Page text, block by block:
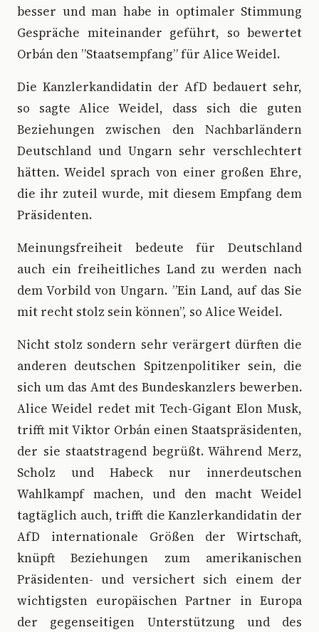
besser und man habe in optimaler Stimmung
Gespräche miteinander geführt, so bewertet
Orbán den ”Staatsempfang” für Alice Weidel.
Die Kanzlerkandidatin der AfD bedauert sehr,
so sagte Alice Weidel, dass sich die guten
Beziehungen zwischen den Nachbarländern
Deutschland und Ungarn sehr verschlechtert
hätten. Weidel sprach von einer großen Ehre,
die ihr zuteil wurde, mit diesem Empfang dem
Präsidenten.
Meinungsfreiheit bedeute für Deutschland
auch ein freiheitliches Land zu werden nach
dem Vorbild von Ungarn. ”Ein Land, auf das Sie
mit recht stolz sein können”, so Alice Weidel.
Nicht stolz sondern sehr verärgert dürften die
anderen deutschen Spitzenpolitiker sein, die
sich um das Amt des Bundeskanzlers bewerben.
Alice Weidel redet mit Tech-Gigant Elon Musk,
trifft mit Viktor Orbán einen Staatspräsidenten,
der sie staatstragend begrüßt. Während Merz,
Scholz und Habeck nur innerdeutschen
Wahlkampf machen, und den macht Weidel
tagtäglich auch, trifft die Kanzlerkandidatin der
AfD internationale Größen der Wirtschaft,
knüpft Beziehungen zum amerikanischen
Präsidenten- und versichert sich einem der
wichtigsten europäischen Partner in Europa
der gegenseitigen Unterstützung und des